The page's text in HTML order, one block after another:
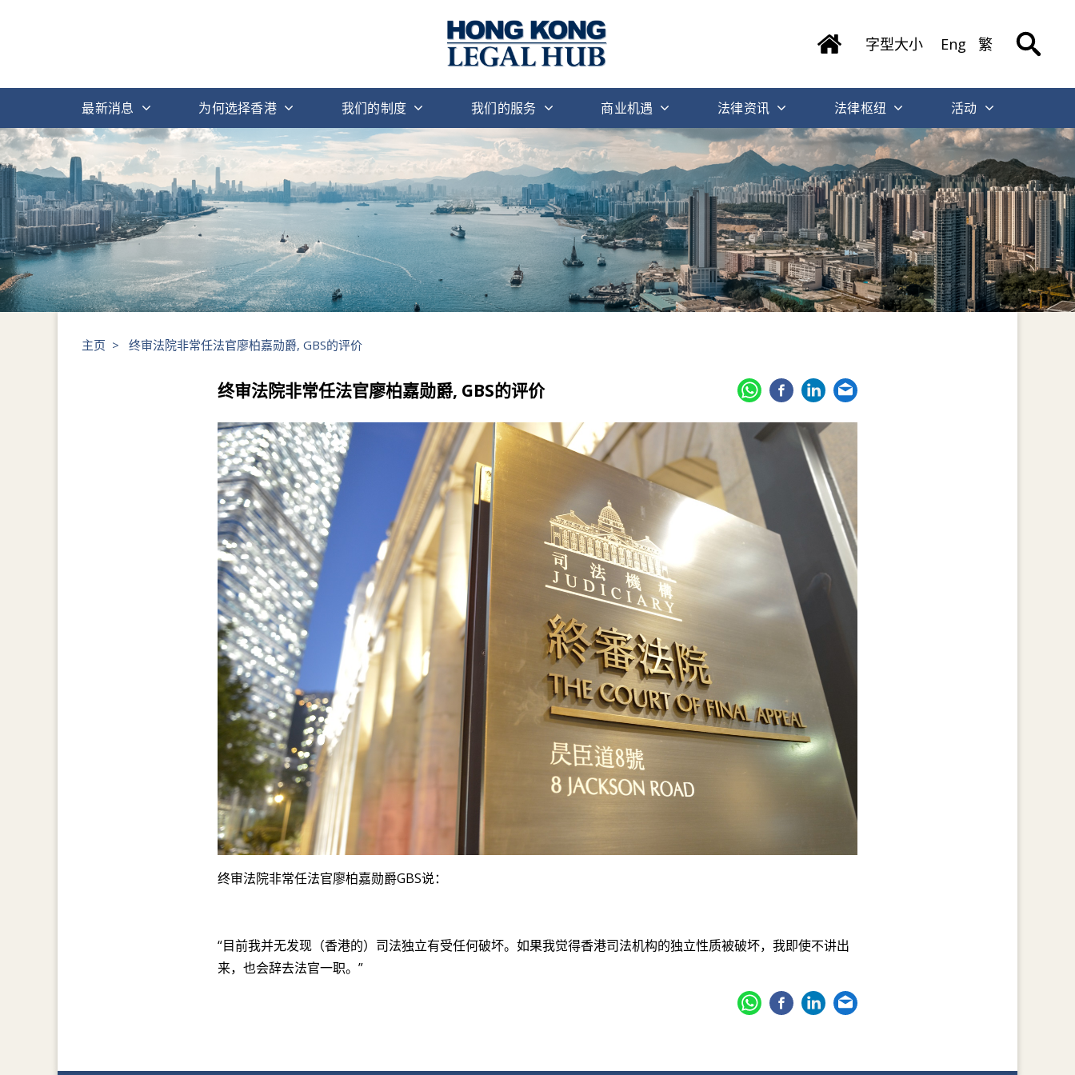
字型大小 Eng 繁
最新消息 为何选择香港 我们的制度 我们的服务 商业机遇 法律资讯 法律枢纽 活动
主页 > 终审法院非常任法官廖柏嘉勋爵, GBS的评价
终审法院非常任法官廖柏嘉勋爵, GBS的评价
终审法院非常任法官廖柏嘉勋爵GBS说：
“目前我并无发现（香港的）司法独立有受任何破坏。如果我觉得香港司法机构的独立性质被破坏，我即使不讲出
来，也会辞去法官一职。”